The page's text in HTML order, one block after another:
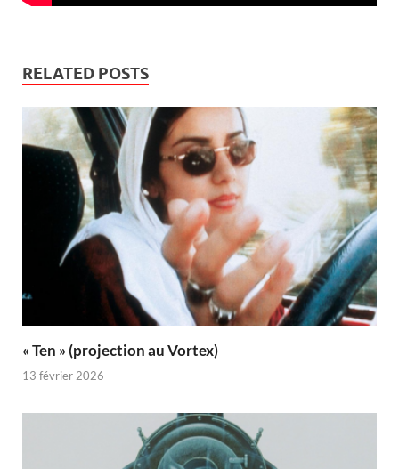
RELATED POSTS
« Ten » (projection au Vortex)
13 février 2026